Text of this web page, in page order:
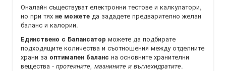
Оналайн съществуват електронни тестове и калкулатори,
но при тях не можете да зададете предварително желан
баланс и калории.
Единствено с Балансатор можете да подбирате
подходящите количества и съотношения между отделните
храни за оптимален баланс на oсновните хранителни
вещества - протеините, мазнините и въглехидратите.